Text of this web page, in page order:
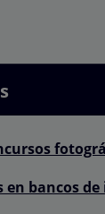
bancos de